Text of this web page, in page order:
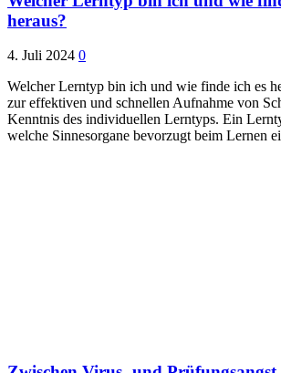
heraus?
4. Juli 2024 0
Welcher Lerntyp bin ich und wie finde ich es
zur effektiven und schnellen Aufnahme von
Kenntnis des individuellen Lerntyps. Ein
welche Sinnesorgane bevorzugt beim Lernen